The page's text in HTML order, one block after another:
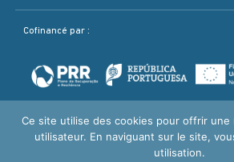
Cofinancé par :
Politique QualitéMentions légales /
Ce site utilise des cookies pour offrir une
utilisateur. En naviguant sur le site,
utilisation.